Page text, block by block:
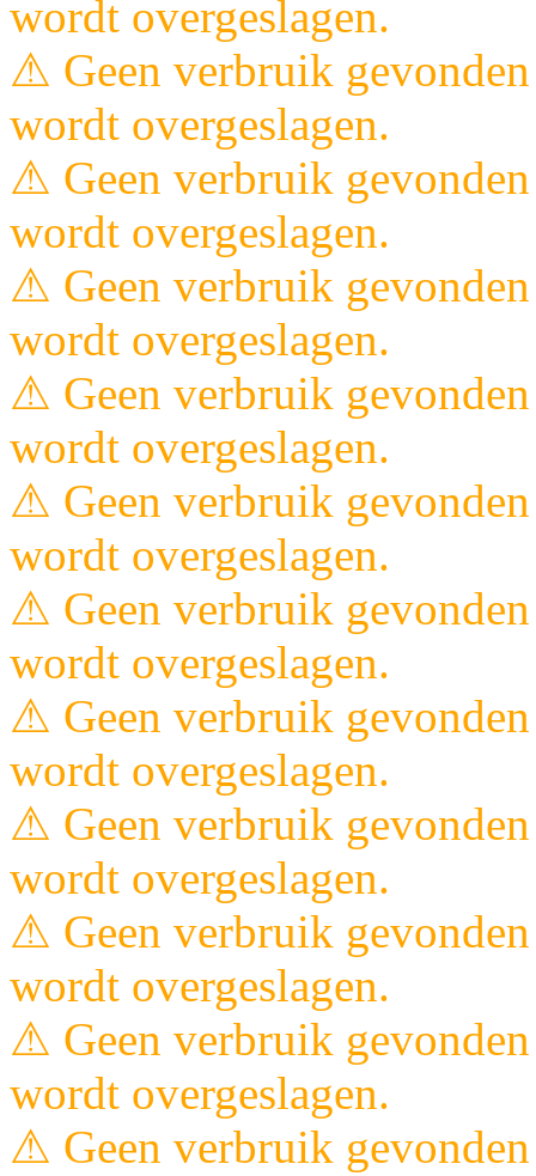
wordt overgeslagen.
⚠ Geen verbruik
wordt overgeslagen.
⚠ Geen verbruik
wordt overgeslagen.
⚠ Geen verbruik
wordt overgeslagen.
⚠ Geen verbruik
wordt overgeslagen.
⚠ Geen verbruik
wordt overgeslagen.
⚠ Geen verbruik
wordt overgeslagen.
⚠ Geen verbruik
wordt overgeslagen.
⚠ Geen verbruik
wordt overgeslagen.
⚠ Geen verbruik
wordt overgeslagen.
⚠ Geen verbruik
wordt overgeslagen.
⚠ Geen verbruik